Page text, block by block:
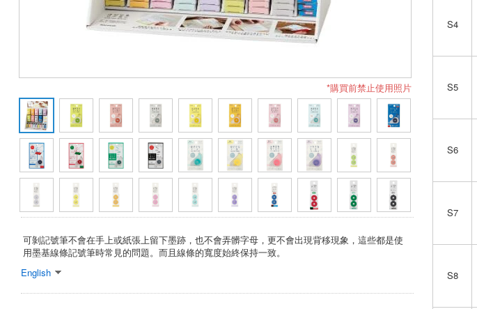
*購買前禁止使用照片
可剝記號筆不會在手上或紙張上留下墨跡，也不會弄髒字母，更不會出現背移現象，這些都是使
用墨基線條記號筆時常見的問題。而且線條的寬度始終保持一致。
English
S4
S5
S6
S7
S8